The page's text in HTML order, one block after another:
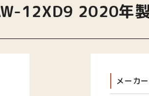
12XD9 2020年
メーカー